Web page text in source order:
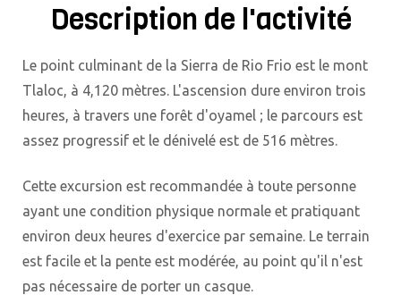
Description de l'activité
Le point culminant de la Sierra de Rio Frio est le mont
Tlaloc, à 4,120 mètres. L'ascension dure environ trois
heures, à travers une forêt d'oyamel ; le parcours est
assez progressif et le dénivelé est de 516 mètres.
Cette excursion est recommandée à toute personne
ayant une condition physique normale et pratiquant
environ deux heures d'exercice par semaine. Le terrain
est facile et la pente est modérée, au point qu'il n'est
pas nécessaire de porter un casque.